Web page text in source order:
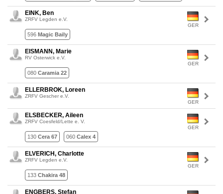
GER
EINK, Ben
ZRFV Legden e.V.
596 Magic Baily
GER
EISMANN, Marie
RV Osterwick e.V.
080 Caramia 22
GER
ELLERBROK, Loreen
ZRFV Gescher e.V.
GER
ELSBECKER, Aileen
ZRFV Coesfeld/Lette e. V.
130 Cera 67 060 Calex 4
GER
ELVERICH, Charlotte
ZRFV Legden e.V.
133 Chakira 48
ENGBERS, Stefan